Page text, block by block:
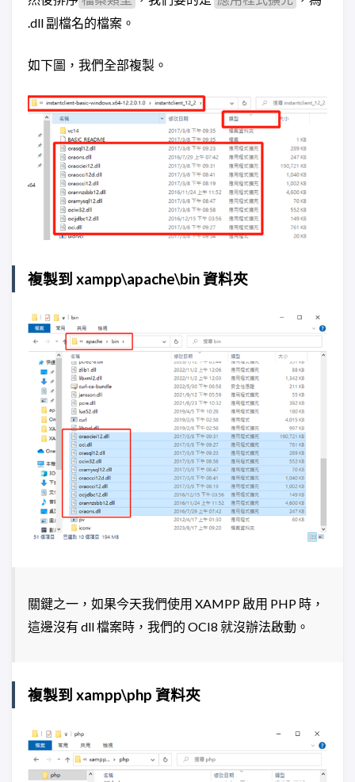
.dll 副檔名的檔案。
如下圖，我們全部複製。
複製到 xampp\apache\bin 資料夾
關鍵之一，如果今天我們使用 XAMPP 啟用 PHP 時，
這邊沒有 dll 檔案時，我們的 OCI8 就沒辦法啟動。
複製到 xampp\php 資料夾